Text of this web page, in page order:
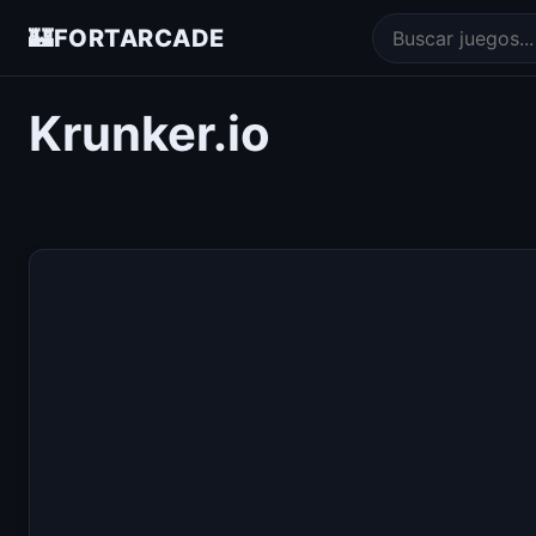
🏰FORTARCADE
Krunker.io